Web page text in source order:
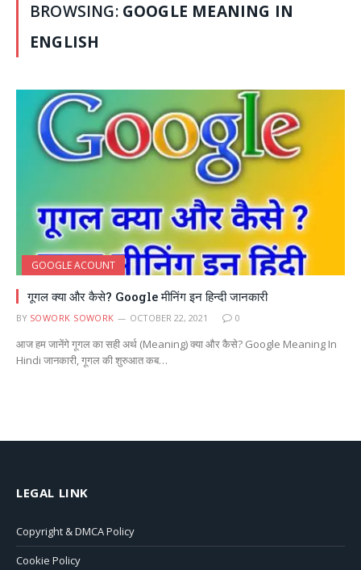
BROWSING: GOOGLE MEANING IN
ENGLISH
GOOGLE ACOUNT
गूगल क्या और कैसे? Google मीनिंग इन हिन्दी जानकारी
BY SOWORK SOWORK OCTOBER 22, 2021 0
आज हम जानेंगे गूगल का सही अर्थ (Meaning) क्या और कैसे? Google Meaning In
Hindi जानकारी, गूगल की शुरुआत कब…
LEGAL LINK
Copyright & DMCA Policy
Cookie Policy